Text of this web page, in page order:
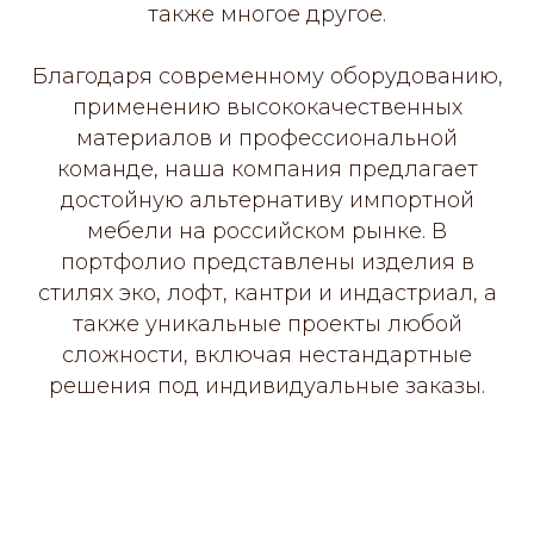
также многое другое.
Благодаря современному оборудованию,
применению высококачественных
материалов и профессиональной
команде, наша компания предлагает
достойную альтернативу импортной
мебели на российском рынке. В
портфолио представлены изделия в
стилях эко, лофт, кантри и индастриал, а
также уникальные проекты любой
сложности, включая нестандартные
решения под индивидуальные заказы.